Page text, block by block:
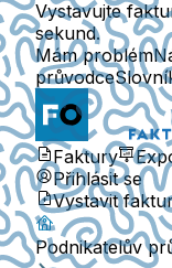
Vystavujte
sekund.
Mám problém
průvodce
Faktury
Přihlásit se
Vystavit
Podnikatelův